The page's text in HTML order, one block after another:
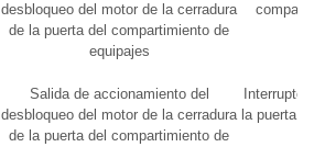
desbloqueo del motor de la cerradura
de la puerta del compartimiento de
equipajes
Salida de accionamiento del
desbloqueo del motor de la cerradura
de la puerta del compartimiento de
la puerta